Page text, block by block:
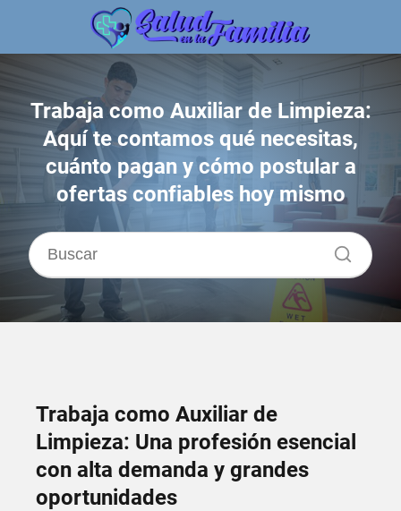
Trabaja como Auxiliar de Limpieza:
Aquí te contamos qué necesitas,
cuánto pagan y cómo postular a
ofertas confiables hoy mismo
Trabaja como Auxiliar de
Limpieza: Una profesión esencial
con alta demanda y grandes
oportunidades